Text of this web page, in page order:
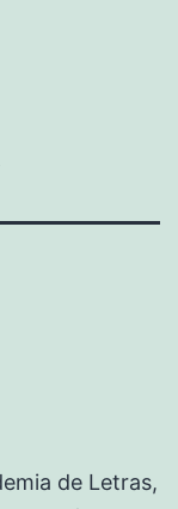
de Letras,